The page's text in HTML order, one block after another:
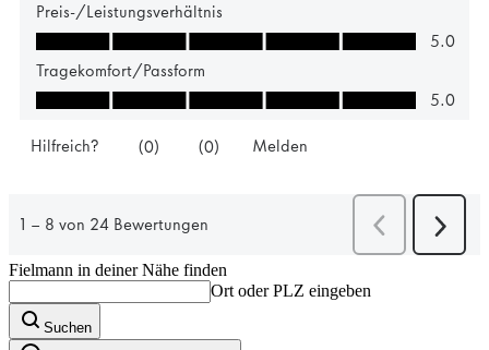
Fielmann in deiner Nähe finden
Ort oder PLZ eingeben
Suchen